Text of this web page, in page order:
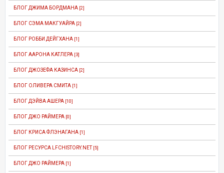
БЛОГ ДЖИМА БОРДМАНА [2]
БЛОГ СЭМА МАКГУАЙРА [2]
БЛОГ РОББИ ДЕЙГХАНА [1]
БЛОГ ААРОНА КАТЛЕРА [3]
БЛОГ ДЖОЗЕФА КАЗИНСА [2]
БЛОГ ОЛИВЕРА СМИТА [1]
БЛОГ ДЭЙВА АШЕРА [10]
БЛОГ ДЖО РАЙМЕРА [0]
БЛОГ КРИСА ФЛЭНАГАНА [1]
БЛОГ РЕСУРСА LFCHISTORY.NET [5]
БЛОГ ДЖО РАЙМЕРА [1]